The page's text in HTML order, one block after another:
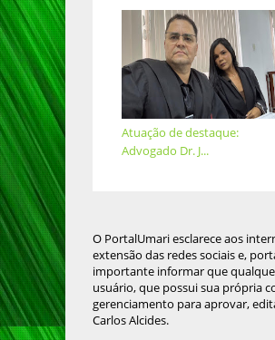
Atuação de destaque:
Advogado Dr. J...
O PortalUmari esclarece aos
extensão das redes sociais e,
importante informar que
usuário, que possui sua própria
gerenciamento para aprovar,
Carlos Alcides.